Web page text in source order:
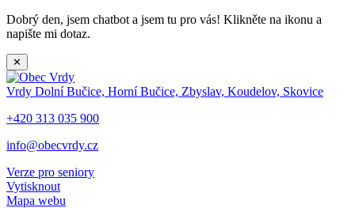
Dobrý den, jsem chatbot a jsem tu pro vás! Klikněte na ikonu a
napište mi dotaz.
✕
Vrdy Dolní Bučice, Horní Bučice, Zbyslav, Koudelov, Skovice
+420 313 035 900
info@obecvrdy.cz
Verze pro seniory
Vytisknout
Mapa webu